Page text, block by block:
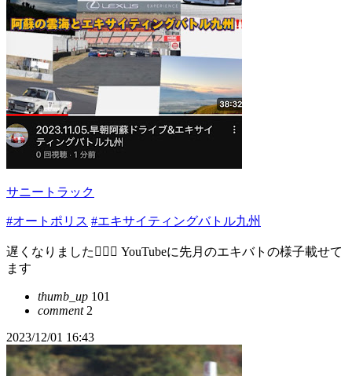
サニートラック
#オートポリス #エキサイティングバトル九州
遅くなりました🙇🏻‍♂️ YouTubeに先月のエキバトの様子載せて
ます
thumb_up 101
comment2
2023/12/01 16:43